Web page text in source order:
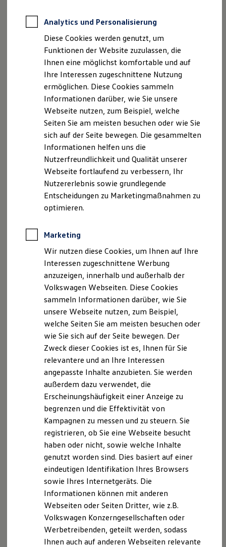
ProfiPartner für Gebrauchtwagen
Finanzierung
Für Privatkunden
Für Gewerbekunden
Leasing
Für Privatkunden
Für Gewerbekunden
Versicherungen & Garantien
Garantien
Kfz-Versicherung für Nutzfahrzeuge
Restschuldversicherung
Wartungsverträge
Besitzer & Service
Reparatur & Service
Sommer-Special
Reparatur, Pflege & Inspektion
Servicetermin anfragen
Service-Vorteile bei Volkswagen Nutzfahrzeuge
ServicePlus
Economy Service
Räder & Reifen Service
Notdienst und Pannenhilfe
Software, Konnektivität & Apps
California App
VW Connect für Ihren ID. Buzz
VW Connect für Ihren Transporter/Caravelle
VW Connect für Ihren Amarok
VW Connect für andere Modelle
Connect Pro
Fleet Interface Data
Multistop Pathfinder
Übersicht Software Updates
Digitales Bordbuch
Fahrerassistenz- und Sicherheitssysteme
Kontrollleuchten
Batterieverordnung
XTL-Dieselkraftstoff
Ersatzteile und Betriebsflüssigkeiten
Original Zubehör und Lifestyle Produkte
myVolkswagen
myVolkswagen Business
Elektrisch & Autonom
Elektro - & Hybridfahrzeuge
Unser Ansatz
Klimafreundlicher Strom
Reichweite & Ladelösungen
Reichweitensimulator
Ladezeitensimulator
Ladelösungen für Privatkunden
Ladelösungen für Gewerbekunden
Bidirektionales Laden
Förderung & Kosten der Elektrofahrzeuge
Fördermöglichkeiten für Privatkunden
VonmyVolkswagen&
myVolkswagenBusiness
laden
Einfach anmelden – und Konfigurationen
einsehen, anpassen: mit Ihrer Volkswagen
myVolkswagenoder Ihrer ONE Business
myVolkswagen Business
myVolkswagenanmelden
myVolkswagenBusinessanmelden
Analytics und Personalisierung
Diese Cookies werden genutzt, um
Funktionen der Website zuzulassen, die
Ihnen eine möglichst komfortable und auf
Ihre Interessen zugeschnittene Nutzung
ermöglichen. Diese Cookies sammeln
Informationen darüber, wie Sie unsere
Webseite nutzen, zum Beispiel, welche
Seiten Sie am meisten besuchen oder wie Sie
sich auf der Seite bewegen. Die gesammelten
Informationen helfen uns die
Nutzerfreundlichkeit und Qualität unserer
Webseite fortlaufend zu verbessern, Ihr
Nutzererlebnis sowie grundlegende
Entscheidungen zu Marketingmaßnahmen zu
optimieren.
Marketing
Wir nutzen diese Cookies, um Ihnen auf Ihre
Interessen zugeschnittene Werbung
anzuzeigen, innerhalb und außerhalb der
Volkswagen Webseiten. Diese Cookies
sammeln Informationen darüber, wie Sie
unsere Webseite nutzen, zum Beispiel,
welche Seiten Sie am meisten besuchen oder
wie Sie sich auf der Seite bewegen. Der
Zweck dieser Cookies ist es, Ihnen für Sie
relevantere und an Ihre Interessen
angepasste Inhalte anzubieten. Sie werden
außerdem dazu verwendet, die
Erscheinungshäufigkeit einer Anzeige zu
begrenzen und die Effektivität von
Kampagnen zu messen und zu steuern. Sie
registrieren, ob Sie eine Webseite besucht
haben oder nicht, sowie welche Inhalte
genutzt worden sind. Dies basiert auf einer
eindeutigen Identifikation Ihres Browsers
sowie Ihres Internetgeräts. Die
Informationen können mit anderen
Webseiten oder Seiten Dritter, wie z.B.
Volkswagen Konzerngesellschaften oder
Werbetreibenden, geteilt werden, sodass
Ihnen auch auf anderen Webseiten relevante